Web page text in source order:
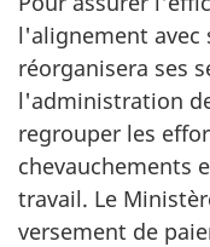
l'alignement avec
réorganisera ses
l'administration
regrouper les
chevauchements
travail. Le
versement de